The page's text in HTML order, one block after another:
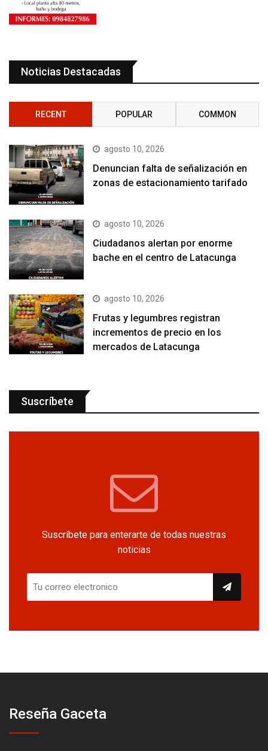
Noticias Destacadas
RECENT POPULAR COMMON
agosto 10, 2026
Denuncian falta de señalización en
zonas de estacionamiento tarifado
agosto 10, 2026
Ciudadanos alertan por enorme
bache en el centro de Latacunga
agosto 10, 2026
Frutas y legumbres registran
incrementos de precio en los
mercados de Latacunga
Suscríbete
Suscríbete para enterarte de todas nuestras
noticias
Reseña Gaceta